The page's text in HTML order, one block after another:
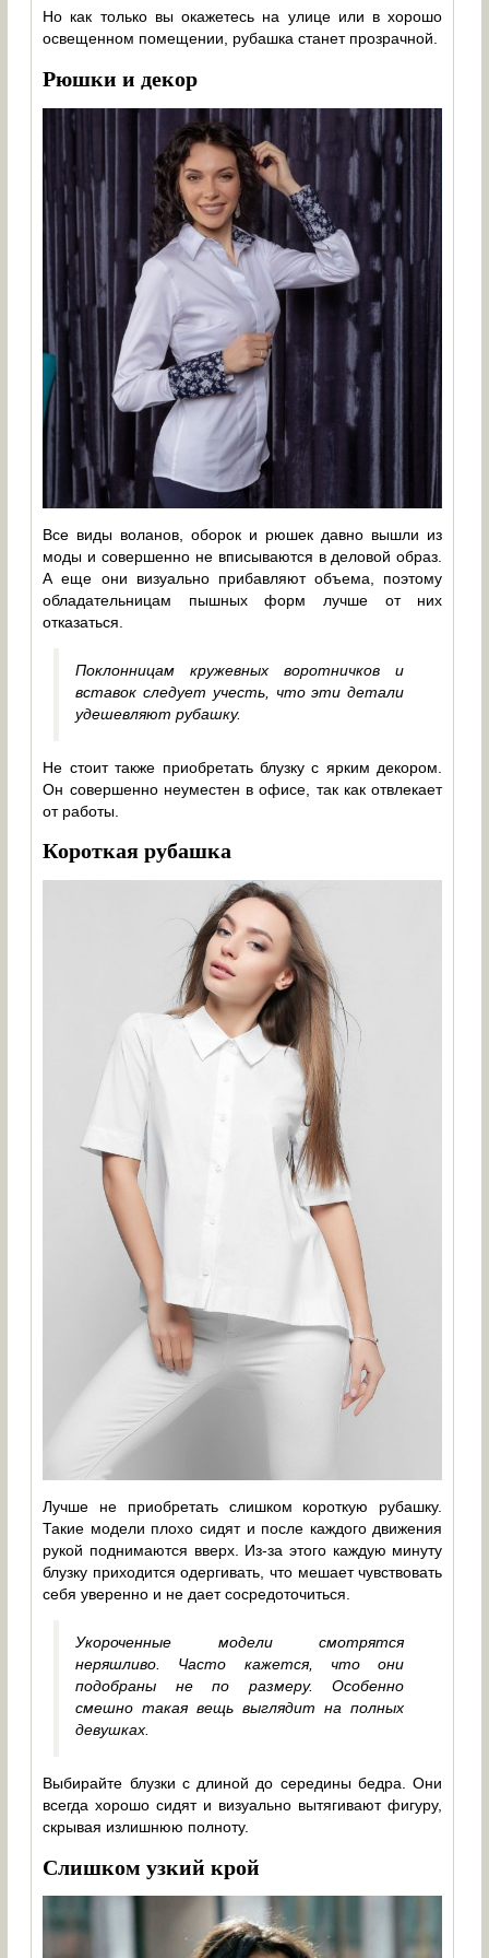
Но как только вы окажетесь на улице или в хорошо
освещенном помещении, рубашка станет прозрачной.
Рюшки и декор
Все виды воланов, оборок и рюшек давно вышли из
моды и совершенно не вписываются в деловой образ.
А еще они визуально прибавляют объема, поэтому
обладательницам пышных форм лучше от них
отказаться.
Поклонницам кружевных воротничков и
вставок следует учесть, что эти детали
удешевляют рубашку.
Не стоит также приобретать блузку с ярким декором.
Он совершенно неуместен в офисе, так как отвлекает
от работы.
Короткая рубашка
Лучше не приобретать слишком короткую рубашку.
Такие модели плохо сидят и после каждого движения
рукой поднимаются вверх. Из-за этого каждую минуту
блузку приходится одергивать, что мешает чувствовать
себя уверенно и не дает сосредоточиться.
Укороченные модели смотрятся
неряшливо. Часто кажется, что они
подобраны не по размеру. Особенно
смешно такая вещь выглядит на полных
девушках.
Выбирайте блузки с длиной до середины бедра. Они
всегда хорошо сидят и визуально вытягивают фигуру,
скрывая излишнюю полноту.
Слишком узкий крой